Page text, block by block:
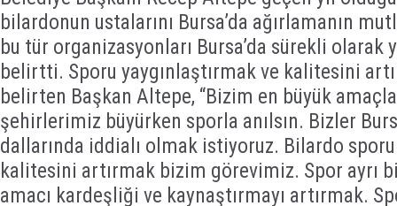
bilardonun ustalarını Bursa’da ağırlamanın
bu tür organizasyonları Bursa’da sürekli
belirtti. Sporu yaygınlaştırmak ve kalitesini
belirten Başkan Altepe, “Bizim en büyük
şehirlerimiz büyürken sporla anılsın. Bizler
dallarında iddialı olmak istiyoruz. Bilardo
kalitesini artırmak bizim görevimiz. Spor ayrı
amacı kardeşliği ve kaynaştırmayı artırmak.